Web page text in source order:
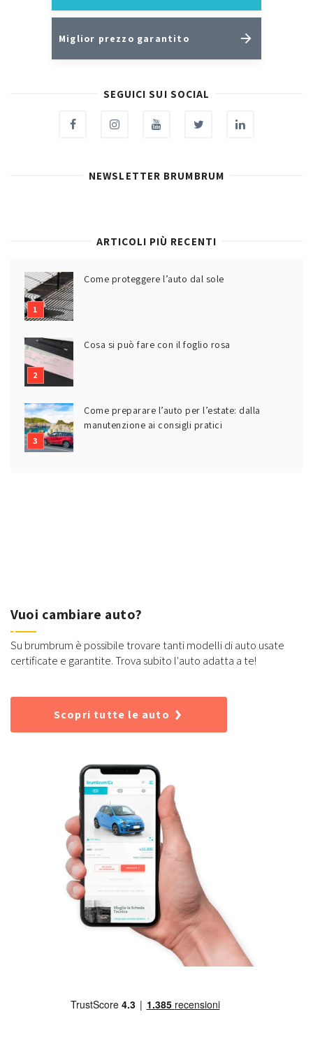
Miglior prezzo garantito
SEGUICI SUI SOCIAL
NEWSLETTER BRUMBRUM
ARTICOLI PIÙ RECENTI
Come proteggere l’auto dal sole
Cosa si può fare con il foglio rosa
Come preparare l’auto per l’estate: dalla
manutenzione ai consigli pratici
Vuoi cambiare auto?
Su brumbrum è possibile trovare tanti modelli di auto usate
certificate e garantite. Trova subito l'auto adatta a te!
Scopri tutte le auto